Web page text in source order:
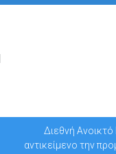
Διεθνή
αντικείμενο την